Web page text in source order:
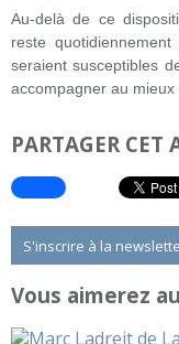
Au-delà de ce
reste
seraient susceptibles
accompagner au
PARTAGER CET
S'inscrire à la
Vous aimerez